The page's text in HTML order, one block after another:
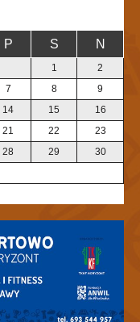
P S N
1
2
7 8
9
14 15
16
21 22
23
28 29
30